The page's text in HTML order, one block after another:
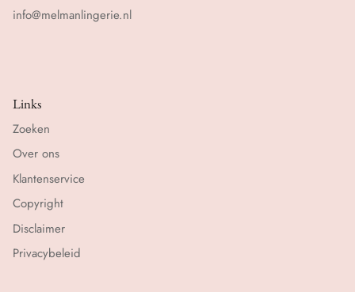
info@melmanlingerie.nl
Links
Zoeken
Over ons
Klantenservice
Copyright
Disclaimer
Privacybeleid